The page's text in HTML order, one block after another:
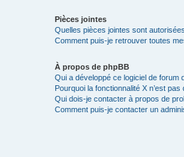
Pièces jointes
Quelles pièces jointes sont
Comment puis-je retrouver toutes
À propos de phpBB
Qui a développé ce logiciel de forum
Pourquoi la fonctionnalité X n’est pas
Qui dois-je contacter à propos de
Comment puis-je contacter un